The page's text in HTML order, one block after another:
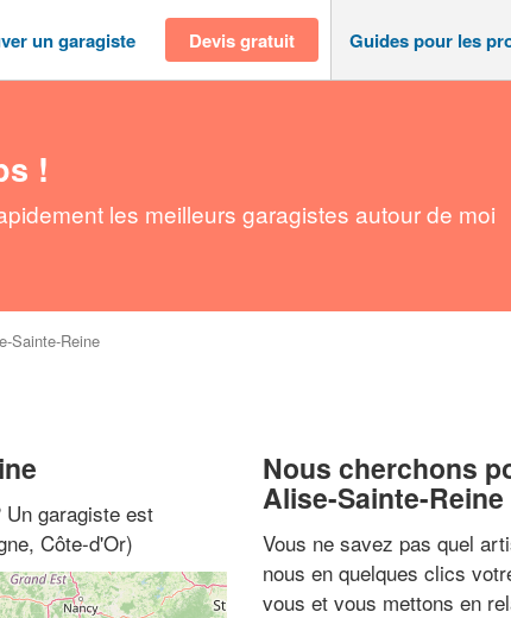
un garagiste Devis gratuit Guides pour les
!
les meilleurs garagistes autour de moi
Sainte-Reine
Un garagiste est
Côte-d'Or)
Nous cherchons
Alise-Sainte-Reine
Vous ne savez pas quel
nous en quelques clics
vous et vous mettons en